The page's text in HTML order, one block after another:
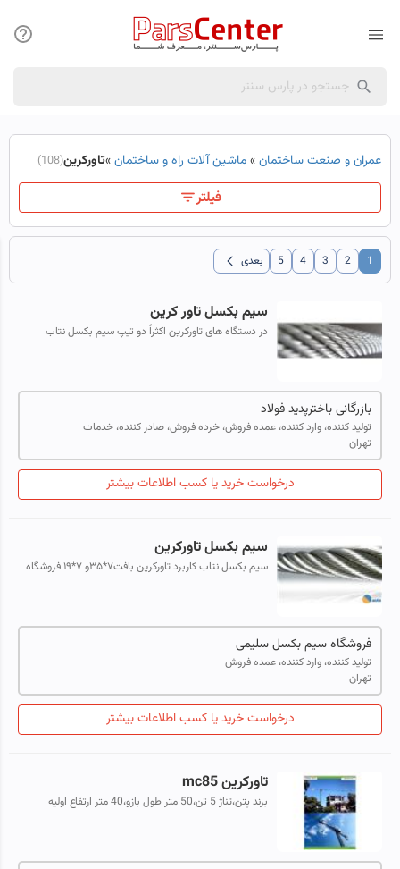
عمران و صنعت ساختمان»ماشین آلات راه و ساختمان»تاورکرین(108)
فیلتر
1
2
3
4
5 بعدی chevron_left
سیم بکسل تاور کرین
در دستگاه های تاورکرین اکثراً دو تیپ سیم بکسل نتاب
بازرگانی باخترپدید فولاد
تولید کننده، وارد کننده، عمده فروش، خرده فروش، صادر کننده، خدمات
تهران
درخواست خرید یا کسب اطلاعات بیشتر
سیم بکسل تاورکرین
سیم بکسل نتاب کاربرد تاورکرین بافت۷*۳۵و ۷*۱۹ فروشگاه
فروشگاه سیم بکسل سلیمی
تولید کننده، وارد کننده، عمده فروش
تهران
درخواست خرید یا کسب اطلاعات بیشتر
تاورکرین mc85
برند پتن،تناژ 5 تن،50 متر طول بازو،40 متر ارتفاع اولیه